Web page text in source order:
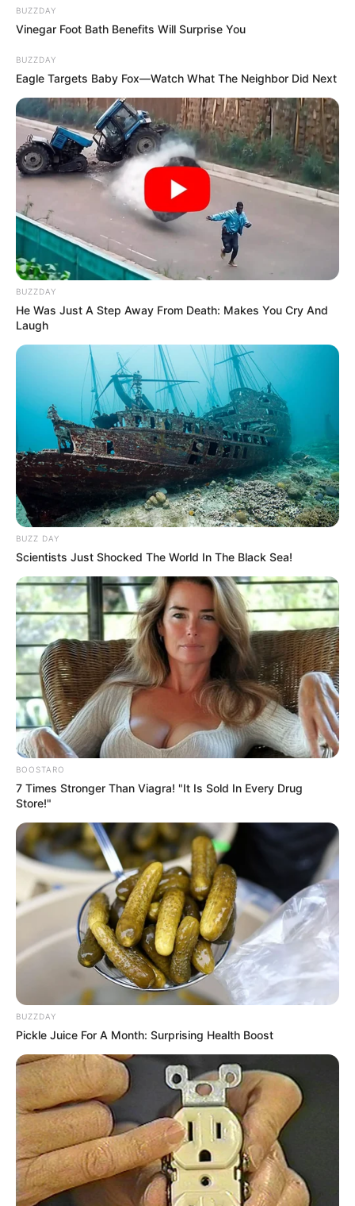
BUZZDAY
Vinegar Foot Bath Benefits Will Surprise You
BUZZDAY
Eagle Targets Baby Fox—Watch What The Neighbor Did Next
BUZZDAY
He Was Just A Step Away From Death: Makes You Cry And
Laugh
BUZZ DAY
Scientists Just Shocked The World In The Black Sea!
BOOSTARO
7 Times Stronger Than Viagra! "It Is Sold In Every Drug
Store!"
BUZZDAY
Pickle Juice For A Month: Surprising Health Boost